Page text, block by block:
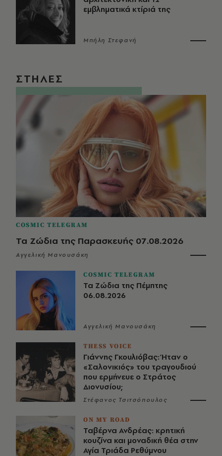
εμβληματικά κτίριά της
Μπήλη Στεφανή
ΣΤΗΛΕΣ
COSMIC TELEGRAM
Τα Ζώδια της Παρασκευής 07.08.2026
Αγγελική Μανουσάκη
COSMIC TELEGRAM
Τα Ζώδια της Πέμπτης
06.08.2026
Αγγελική Μανουσάκη
THESS VOICE
Γιάννης Γκουλιόβας: Ήταν ο
«Σαλονικιός» του τραγουδιού
που ερμήνευε ο Στράτος
Διονυσίου;
Στέφανος Τσιτσόπουλος
ON MY ROAD
Ταβέρνα Ανδρέας: κρητική
κουζίνα και μοναδική θέα στην
Αγία Τριάδα Ρεθύμνου